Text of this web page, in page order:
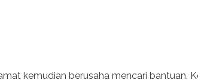
kemudian berusaha mencari bantuan.